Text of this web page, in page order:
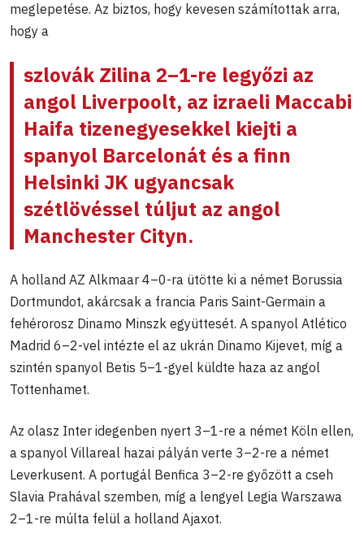
meglepetése. Az biztos, hogy kevesen számítottak arra,
hogy a
szlovák Zilina 2–1-re legyőzi az
angol Liverpoolt, az izraeli Maccabi
Haifa tizenegyesekkel kiejti a
spanyol Barcelonát és a finn
Helsinki JK ugyancsak
szétlövéssel túljut az angol
Manchester Cityn.
A holland AZ Alkmaar 4–0-ra ütötte ki a német Borussia
Dortmundot, akárcsak a francia Paris Saint-Germain a
fehérorosz Dinamo Minszk együttesét. A spanyol Atlético
Madrid 6–2-vel intézte el az ukrán Dinamo Kijevet, míg a
szintén spanyol Betis 5–1-gyel küldte haza az angol
Tottenhamet.
Az olasz Inter idegenben nyert 3–1-re a német Köln ellen,
a spanyol Villareal hazai pályán verte 3–2-re a német
Leverkusent. A portugál Benfica 3–2-re győzött a cseh
Slavia Prahával szemben, míg a lengyel Legia Warszawa
2–1-re múlta felül a holland Ajaxot.